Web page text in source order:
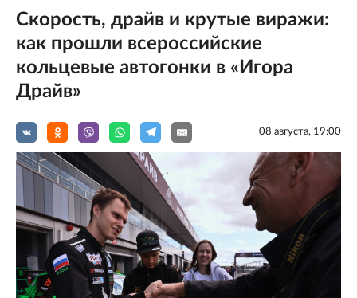
Скорость, драйв и крутые виражи:
как прошли всероссийские
кольцевые автогонки в «Игора
Драйв»
08 августа, 19:00